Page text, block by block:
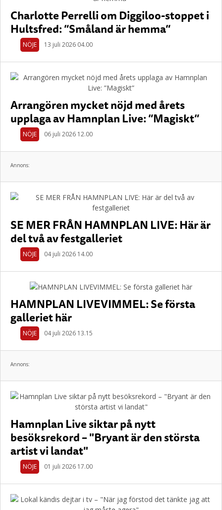
Charlotte Perrelli om Diggiloo-stoppet i
Hultsfred: ”Småland är hemma”
NÖJE 13 juli 2026 04.00
Arrangören mycket nöjd med årets
upplaga av Hamnplan Live: ”Magiskt”
NÖJE 06 juli 2026 12.00
Annons:
SE MER FRÅN HAMNPLAN LIVE: Här är
del två av festgalleriet
NÖJE 04 juli 2026 14.00
HAMNPLAN LIVEVIMMEL: Se första
galleriet här
NÖJE 04 juli 2026 13.15
Annons:
Hamnplan Live siktar på nytt
besöksrekord – "Bryant är den största
artist vi landat"
NÖJE 01 juli 2026 17.00